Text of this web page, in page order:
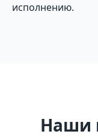
исполнению.
Наши